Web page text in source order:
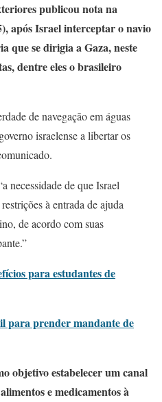
publicou nota na
após Israel interceptar o navio
que se dirigia a Gaza, neste
dentre eles o brasileiro
de navegação em águas
israelense a libertar os
necessidade de que Israel
à entrada de ajuda
de acordo com suas
para estudantes de
para prender mandante de
objetivo estabelecer um canal
e medicamentos à